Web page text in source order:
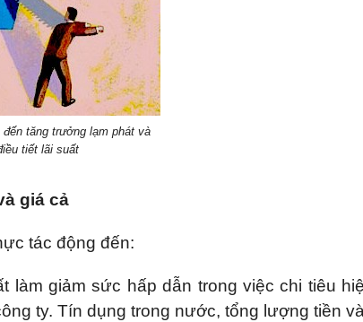
tăng trưởng lạm phát và
tiết lãi suất
giá cả
tác động đến:
làm giảm sức hấp dẫn trong việc chi tiêu
ty. Tín dụng trong nước, tổng lượng tiền